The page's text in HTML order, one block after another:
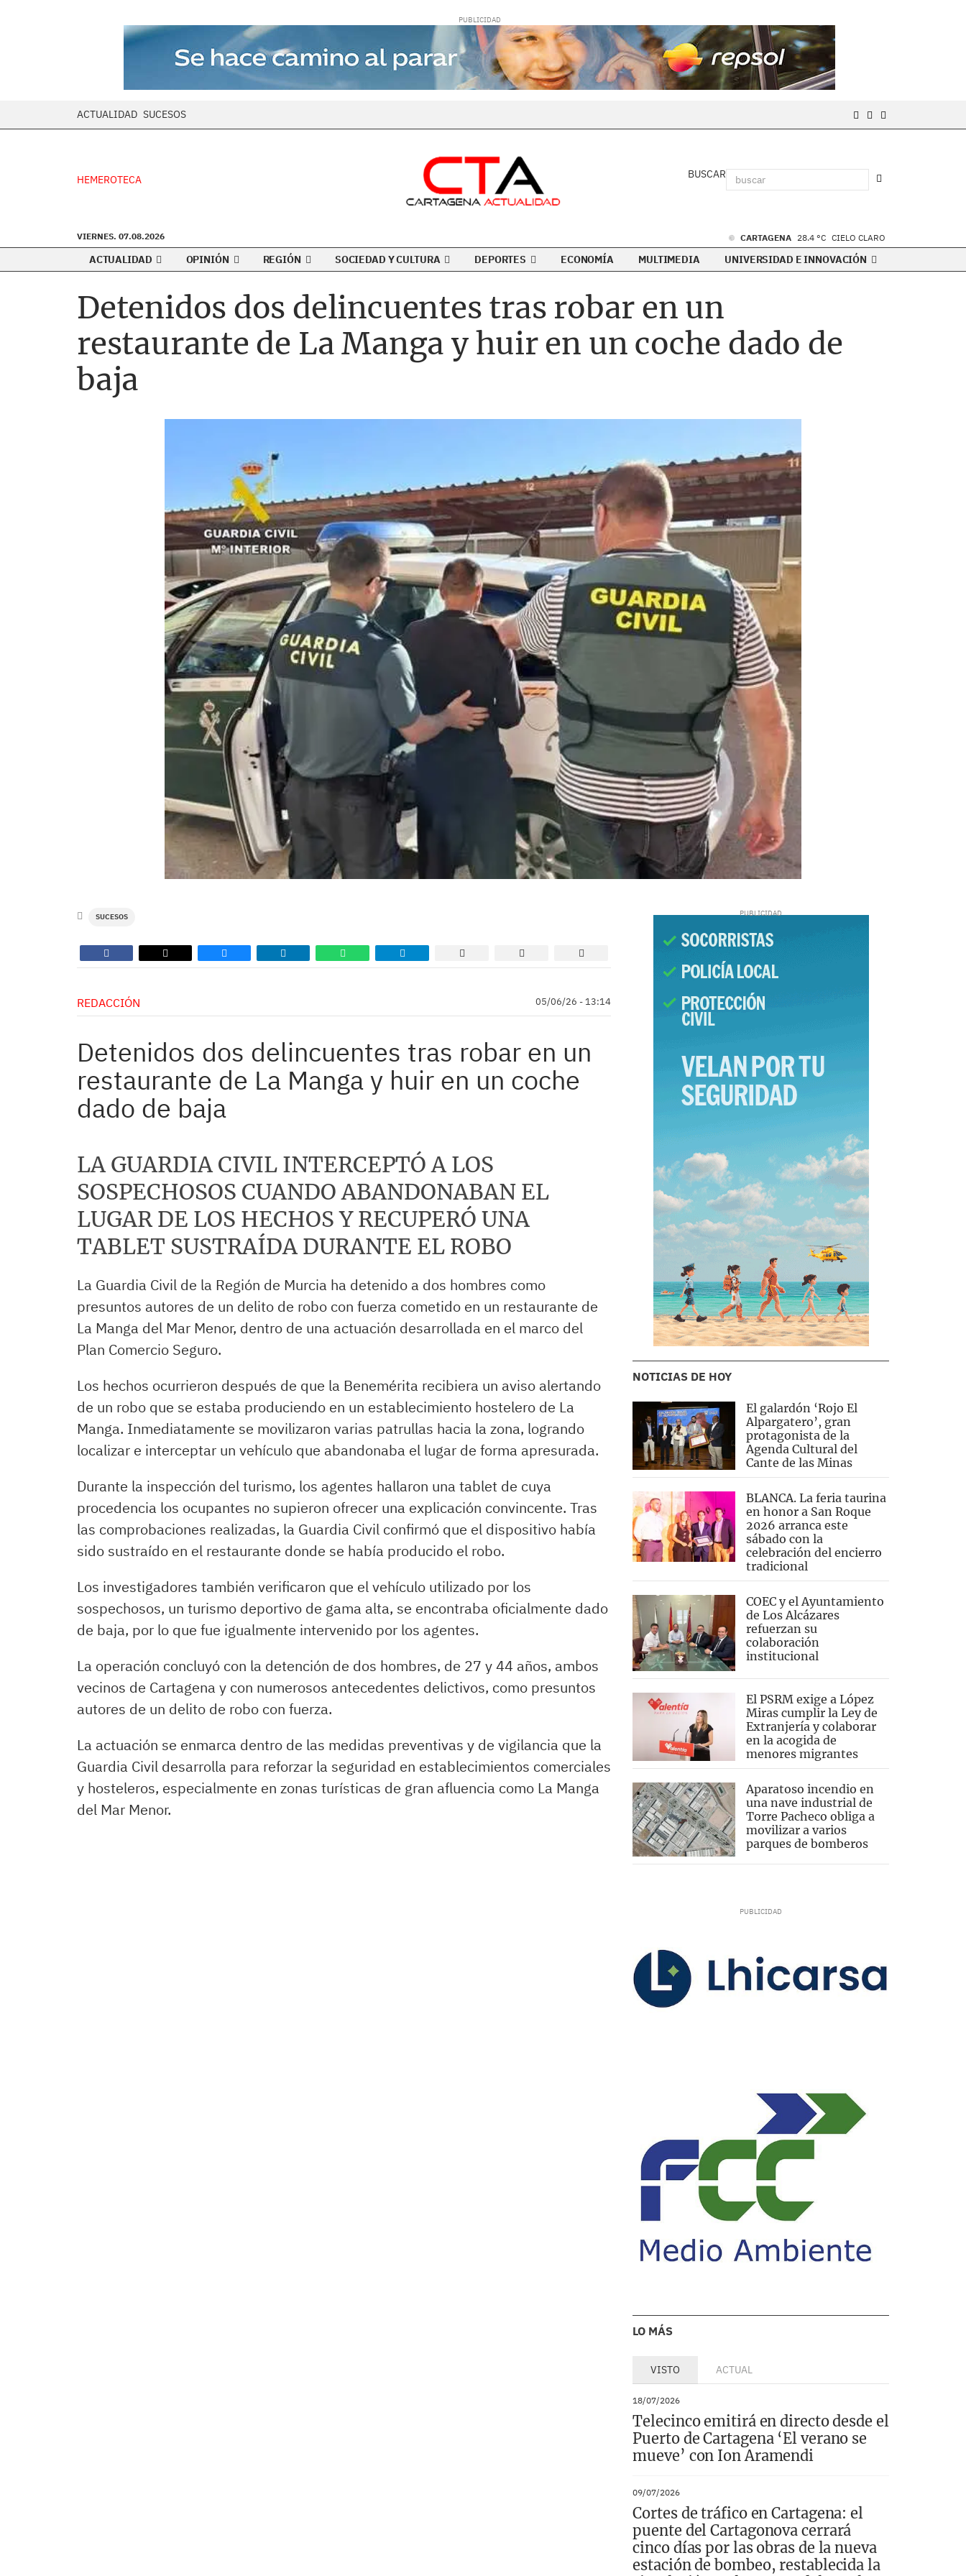
ACTUALIDAD SUCESOS
HEMEROTECA BUSCAR
VIERNES. 07.08.2026 CARTAGENA 28.4 °C CIELO CLARO
ACTUALIDAD OPINIÓN REGIÓN SOCIEDAD Y CULTURA DEPORTES ECONOMÍA MULTIMEDIA UNIVERSIDAD E INNOVACIÓN
Detenidos dos delincuentes tras robar en un
restaurante de La Manga y huir en un coche dado de
baja
SUCESOS
REDACCIÓN 05/06/26 - 13:14
Detenidos dos delincuentes tras robar en un
restaurante de La Manga y huir en un coche
dado de baja
LA GUARDIA CIVIL INTERCEPTÓ A LOS
SOSPECHOSOS CUANDO ABANDONABAN EL
LUGAR DE LOS HECHOS Y RECUPERÓ UNA
TABLET SUSTRAÍDA DURANTE EL ROBO
La Guardia Civil de la Región de Murcia ha detenido a dos hombres como
presuntos autores de un delito de robo con fuerza cometido en un restaurante de
La Manga del Mar Menor, dentro de una actuación desarrollada en el marco del
Plan Comercio Seguro.
Los hechos ocurrieron después de que la Benemérita recibiera un aviso alertando
de un robo que se estaba produciendo en un establecimiento hostelero de La
Manga. Inmediatamente se movilizaron varias patrullas hacia la zona, logrando
localizar e interceptar un vehículo que abandonaba el lugar de forma apresurada.
Durante la inspección del turismo, los agentes hallaron una tablet de cuya
procedencia los ocupantes no supieron ofrecer una explicación convincente. Tras
las comprobaciones realizadas, la Guardia Civil confirmó que el dispositivo había
sido sustraído en el restaurante donde se había producido el robo.
Los investigadores también verificaron que el vehículo utilizado por los
sospechosos, un turismo deportivo de gama alta, se encontraba oficialmente dado
de baja, por lo que fue igualmente intervenido por los agentes.
La operación concluyó con la detención de dos hombres, de 27 y 44 años, ambos
vecinos de Cartagena y con numerosos antecedentes delictivos, como presuntos
autores de un delito de robo con fuerza.
La actuación se enmarca dentro de las medidas preventivas y de vigilancia que la
Guardia Civil desarrolla para reforzar la seguridad en establecimientos comerciales
y hosteleros, especialmente en zonas turísticas de gran afluencia como La Manga
del Mar Menor.
NOTICIAS DE HOY
El galardón ‘Rojo El
Alpargatero’, gran
protagonista de la
Agenda Cultural del
Cante de las Minas
BLANCA. La feria taurina
en honor a San Roque
2026 arranca este
sábado con la
celebración del encierro
tradicional
COEC y el Ayuntamiento
de Los Alcázares
refuerzan su
colaboración
institucional
El PSRM exige a López
Miras cumplir la Ley de
Extranjería y colaborar
en la acogida de
menores migrantes
Aparatoso incendio en
una nave industrial de
Torre Pacheco obliga a
movilizar a varios
parques de bomberos
LO MÁS
VISTO ACTUAL
18/07/2026
Telecinco emitirá en directo desde el
Puerto de Cartagena ‘El verano se
mueve’ con Ion Aramendi
09/07/2026
Cortes de tráfico en Cartagena: el
puente del Cartagonova cerrará
cinco días por las obras de la nueva
estación de bombeo, restablecida la